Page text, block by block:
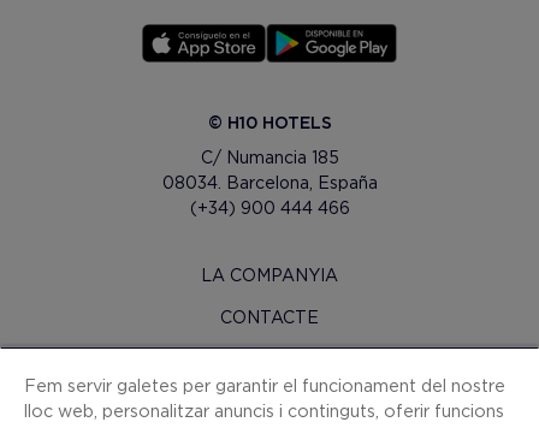
© H10 HOTELS
C/ Numancia 185
08034. Barcelona, España
(+34) 900 444 466
LA COMPANYIA
CONTACTE
SALA DE PREMSA
Fem servir galetes per garantir el funcionament del nostre
lloc web, personalitzar anuncis i continguts, oferir funcions